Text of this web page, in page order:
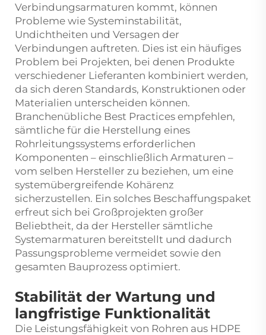
Verbindungsarmaturen kommt, können
Probleme wie Systeminstabilität,
Undichtheiten und Versagen der
Verbindungen auftreten. Dies ist ein häufiges
Problem bei Projekten, bei denen Produkte
verschiedener Lieferanten kombiniert werden,
da sich deren Standards, Konstruktionen oder
Materialien unterscheiden können.
Branchenübliche Best Practices empfehlen,
sämtliche für die Herstellung eines
Rohrleitungssystems erforderlichen
Komponenten – einschließlich Armaturen –
vom selben Hersteller zu beziehen, um eine
systemübergreifende Kohärenz
sicherzustellen. Ein solches Beschaffungspaket
erfreut sich bei Großprojekten großer
Beliebtheit, da der Hersteller sämtliche
Systemarmaturen bereitstellt und dadurch
Passungsprobleme vermeidet sowie den
gesamten Bauprozess optimiert.
Stabilität der Wartung und
langfristige Funktionalität
Die Leistungsfähigkeit von Rohren aus HDPE